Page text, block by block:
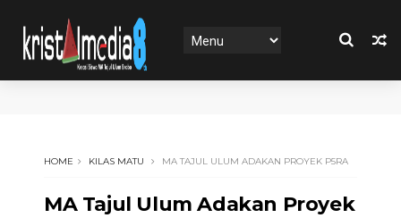
HOME KILAS MATU MA TAJUL ULUM ADAKAN PROYEK P5RA
MA Tajul Ulum Adakan Proyek